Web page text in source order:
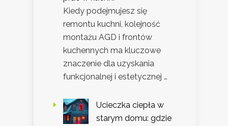
Kiedy podejmujesz się
remontu kuchni, kolejność
montażu AGD i frontów
kuchennych ma kluczowe
znaczenie dla uzyskania
funkcjonalnej i estetycznej …
Ucieczka ciepła w
starym domu: gdzie